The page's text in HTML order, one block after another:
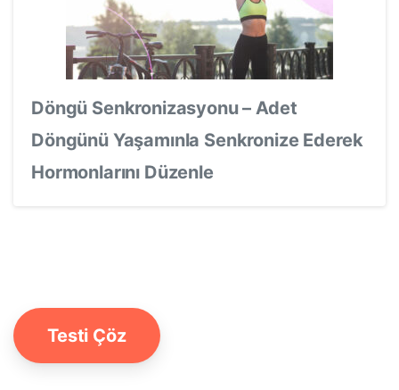
Döngü Senkronizasyonu – Adet
Döngünü Yaşamınla Senkronize Ederek
Hormonlarını Düzenle
Testi Çöz